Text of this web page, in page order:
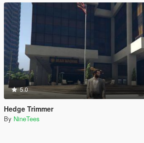
5.0
Hedge Trimmer
By NineTees